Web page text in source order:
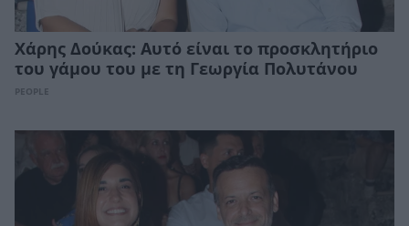
Χάρης Δούκας: Αυτό είναι το προσκλητήριο
του γάμου του με τη Γεωργία Πολυτάνου
PEOPLE